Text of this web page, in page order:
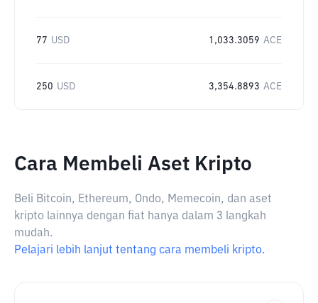
77 USD 1,033.3059 ACE
250 USD 3,354.8893 ACE
Cara Membeli Aset Kripto
Beli Bitcoin, Ethereum, Ondo, Memecoin, dan aset
kripto lainnya dengan fiat hanya dalam 3 langkah
mudah.
Pelajari lebih lanjut tentang cara membeli kripto.